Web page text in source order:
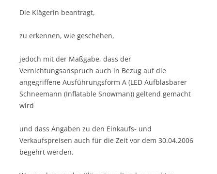
Die Klägerin beantragt,
zu erkennen, wie geschehen,
jedoch mit der Maßgabe, dass der
Vernichtungsanspruch auch in Bezug auf die
angegriffene Ausführungsform A (LED Aufblasbarer
Schneemann (Inflatable Snowman)) geltend gemacht
wird
und dass Angaben zu den Einkaufs- und
Verkaufspreisen auch für die Zeit vor dem 30.04.2006
begehrt werden.